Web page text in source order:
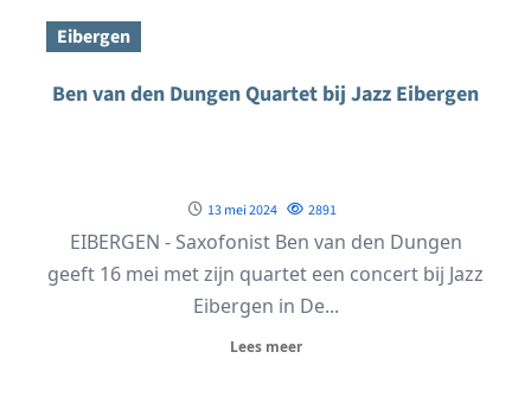
Eibergen
Ben van den Dungen Quartet bij Jazz Eibergen
13 mei 2024 2891
EIBERGEN - Saxofonist Ben van den Dungen
geeft 16 mei met zijn quartet een concert bij Jazz
Eibergen in De...
Lees meer